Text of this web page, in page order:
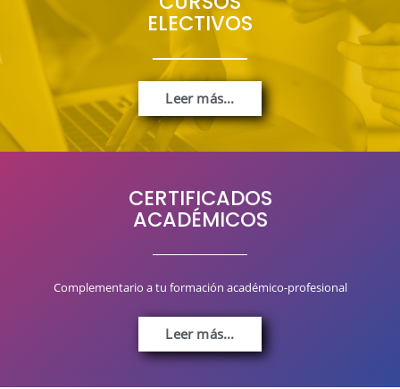
ELECTIVOS
Leer más...
CERTIFICADOS
ACADÉMICOS
Complementario a tu formación académico-profesional
Leer más...